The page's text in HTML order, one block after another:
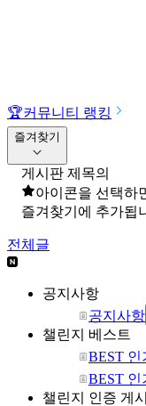
🏆커뮤니티 랭킹
즐겨찾기
게시판 제목의
아이콘을 선택하
즐겨찾기에 추가됩
전체글
공지사항
공지사항
챌린지 베스트
BEST 인
BEST 인
챌린지 인증 게